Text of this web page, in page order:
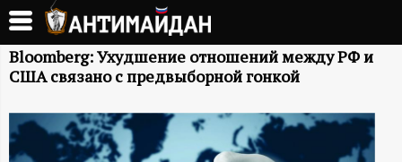
Перейти
основному
содержанию
А
Т
Bloomberg: Ухудшение отношений между РФ и
США связано с предвыборной гонкой